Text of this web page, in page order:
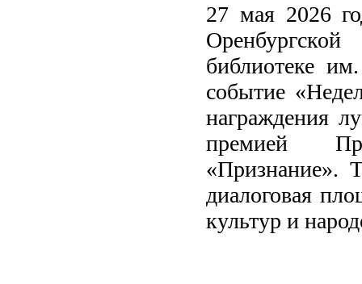
27 мая 2026
библиотеке
событие
награждения
премией
«Признание».
диалоговая
культур и